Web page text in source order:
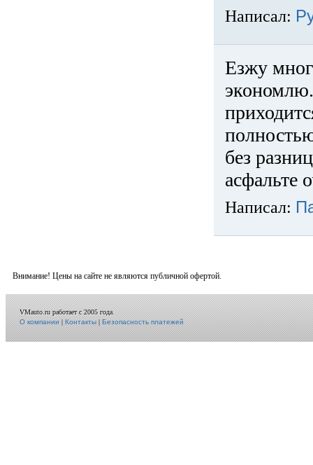
Написал:
Езжу
без
асфальте
Написал:
Внимание! Цены на сайте не являются публичной офертой.
VMauto.ru работает с 2005 года.
О компании|Контакты|Безопасность платежей